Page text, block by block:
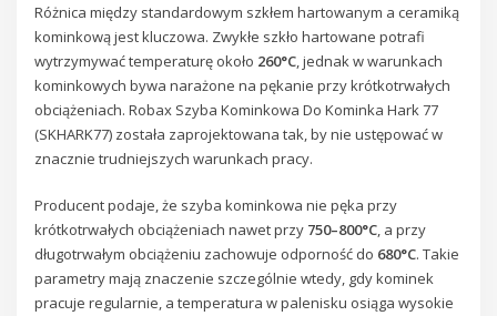
Różnica między standardowym szkłem hartowanym a ceramiką
kominkową jest kluczowa. Zwykłe szkło hartowane potrafi
wytrzymywać temperaturę około 260°C, jednak w warunkach
kominkowych bywa narażone na pękanie przy krótkotrwałych
obciążeniach. Robax Szyba Kominkowa Do Kominka Hark 77
(SKHARK77) została zaprojektowana tak, by nie ustępować w
znacznie trudniejszych warunkach pracy.
Producent podaje, że szyba kominkowa nie pęka przy
krótkotrwałych obciążeniach nawet przy 750–800°C, a przy
długotrwałym obciążeniu zachowuje odporność do 680°C. Takie
parametry mają znaczenie szczególnie wtedy, gdy kominek
pracuje regularnie, a temperatura w palenisku osiąga wysokie